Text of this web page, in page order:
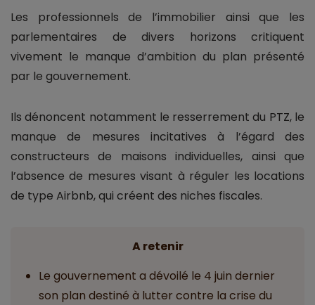
Les professionnels de l’immobilier ainsi que les
parlementaires de divers horizons critiquent
vivement le manque d’ambition du plan présenté
par le gouvernement.
Ils dénoncent notamment le resserrement du PTZ, le
manque de mesures incitatives à l’égard des
constructeurs de maisons individuelles, ainsi que
l’absence de mesures visant à réguler les locations
de type Airbnb, qui créent des niches fiscales.
A retenir
Le gouvernement a dévoilé le 4 juin dernier
son plan destiné à lutter contre la crise du